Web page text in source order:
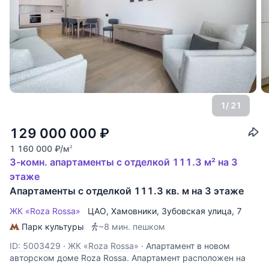
1 / 21
129 000 000 ₽
1 160 000 ₽/м2
3-комн. апартаменты с отделкой 111.3 м² на 3
этаже
Апартаменты с отделкой 111.3 кв. м на 3 этаже
ЖК «Roza Rossa» ЦАО, Хамовники, Зубовская улица, 7
Парк культуры
~8 мин. пешком
ID: 5003429 · ЖК «Roza Rossa» · Апартамент в новом
авторском доме Roza Rossa. Апартамент расположен на